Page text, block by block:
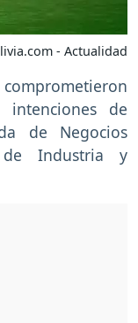
- Actualidad
de
de Negocios
Industria y